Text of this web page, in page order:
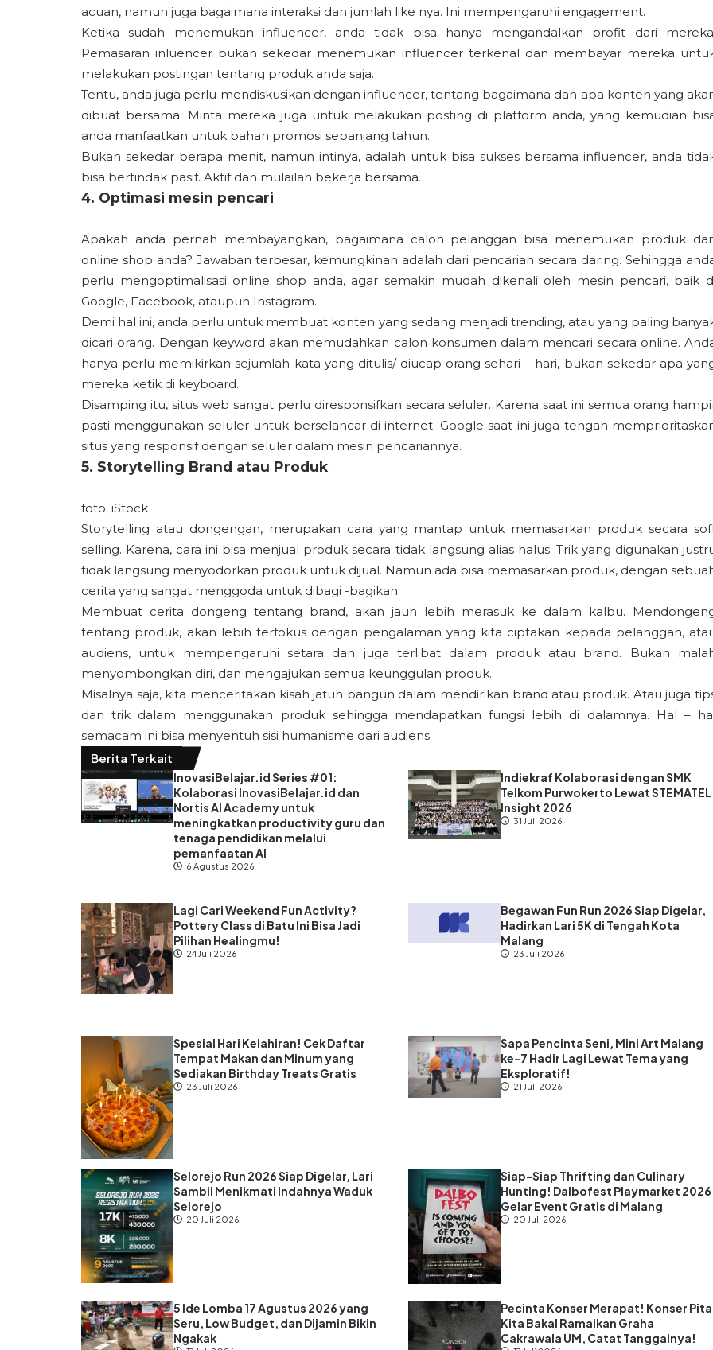
acuan, namun juga bagaimana interaksi dan jumlah like nya. Ini mempengaruhi engagement.
Ketika sudah menemukan influencer, anda tidak bisa hanya mengandalkan profit dari
Pemasaran inluencer bukan sekedar menemukan influencer terkenal dan membayar mereka
melakukan postingan tentang produk anda saja.
Tentu, anda juga perlu mendiskusikan dengan influencer, tentang bagaimana dan apa konten yang
dibuat bersama. Minta mereka juga untuk melakukan posting di platform anda, yang kemudian
anda manfaatkan untuk bahan promosi sepanjang tahun.
Bukan sekedar berapa menit, namun intinya, adalah untuk bisa sukses bersama influencer, anda
bisa bertindak pasif. Aktif dan mulailah bekerja bersama.
4. Optimasi mesin pencari
Apakah anda pernah membayangkan, bagaimana calon pelanggan bisa menemukan produk
online shop anda? Jawaban terbesar, kemungkinan adalah dari pencarian secara daring. Sehingga
perlu mengoptimalisasi online shop anda, agar semakin mudah dikenali oleh mesin pencari, baik
Google, Facebook, ataupun Instagram.
Demi hal ini, anda perlu untuk membuat konten yang sedang menjadi trending, atau yang paling
dicari orang. Dengan keyword akan memudahkan calon konsumen dalam mencari secara online.
hanya perlu memikirkan sejumlah kata yang ditulis/ diucap orang sehari – hari, bukan sekedar apa
mereka ketik di keyboard.
Disamping itu, situs web sangat perlu diresponsifkan secara seluler. Karena saat ini semua orang
pasti menggunakan seluler untuk berselancar di internet. Google saat ini juga tengah
situs yang responsif dengan seluler dalam mesin pencariannya.
5. Storytelling Brand atau Produk
foto; iStock
Storytelling atau dongengan, merupakan cara yang mantap untuk memasarkan produk secara
selling. Karena, cara ini bisa menjual produk secara tidak langsung alias halus. Trik yang digunakan
tidak langsung menyodorkan produk untuk dijual. Namun ada bisa memasarkan produk, dengan
cerita yang sangat menggoda untuk dibagi -bagikan.
Membuat cerita dongeng tentang brand, akan jauh lebih merasuk ke dalam kalbu.
tentang produk, akan lebih terfokus dengan pengalaman yang kita ciptakan kepada pelanggan,
audiens, untuk mempengaruhi setara dan juga terlibat dalam produk atau brand. Bukan
menyombongkan diri, dan mengajukan semua keunggulan produk.
Misalnya saja, kita menceritakan kisah jatuh bangun dalam mendirikan brand atau produk. Atau juga
dan trik dalam menggunakan produk sehingga mendapatkan fungsi lebih di dalamnya. Hal –
semacam ini bisa menyentuh sisi humanisme dari audiens.
Berita Terkait
InovasiBelajar.id Series #01:
Kolaborasi InovasiBelajar.id dan
Nortis AI Academy untuk
meningkatkan productivity guru dan
tenaga pendidikan melalui
pemanfaatan AI
6 Agustus 2026
Indiekraf Kolaborasi dengan SMK
Telkom Purwokerto Lewat STEMATEL
Insight 2026
31 Juli 2026
Lagi Cari Weekend Fun Activity?
Pottery Class di Batu Ini Bisa Jadi
Pilihan Healingmu!
24 Juli 2026
Begawan Fun Run 2026 Siap Digelar,
Hadirkan Lari 5K di Tengah Kota
Malang
23 Juli 2026
Spesial Hari Kelahiran! Cek Daftar
Tempat Makan dan Minum yang
Sediakan Birthday Treats Gratis
23 Juli 2026
Sapa Pencinta Seni, Mini Art Malang
ke-7 Hadir Lagi Lewat Tema yang
Eksploratif!
21 Juli 2026
Selorejo Run 2026 Siap Digelar, Lari
Sambil Menikmati Indahnya Waduk
Selorejo
20 Juli 2026
Siap-Siap Thrifting dan Culinary
Hunting! Dalbofest Playmarket 2026
Gelar Event Gratis di Malang
20 Juli 2026
5 Ide Lomba 17 Agustus 2026 yang
Seru, Low Budget, dan Dijamin Bikin
Ngakak
Pecinta Konser Merapat! Konser Pita
Kita Bakal Ramaikan Graha
Cakrawala UM, Catat Tanggalnya!